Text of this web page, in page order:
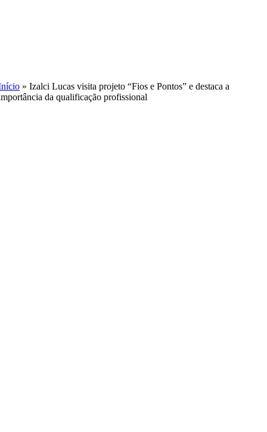
»Izalci Lucas visita projeto “Fios e Pontos” e destaca a
da qualificação profissional